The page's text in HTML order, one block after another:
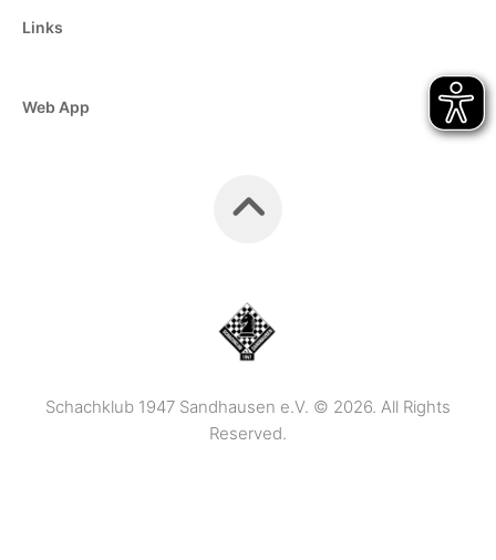
Links
Web App
Schachklub 1947 Sandhausen e.V. © 2026. All Rights
Reserved.